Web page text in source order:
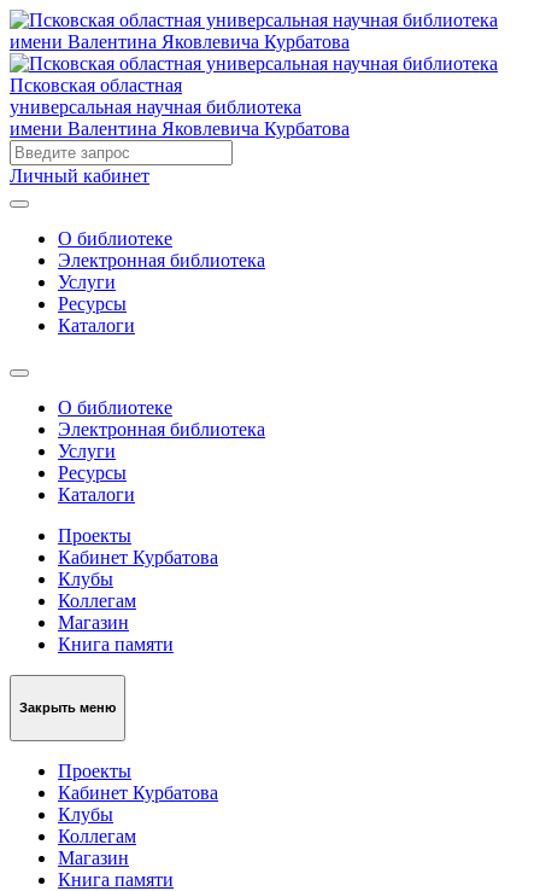
Псковская областная
универсальная научная библиотека
имени Валентина Яковлевича Курбатова
Личный кабинет
О библиотеке
Электронная библиотека
Услуги
Ресурсы
Каталоги
О библиотеке
Электронная библиотека
Услуги
Ресурсы
Каталоги
Проекты
Кабинет Курбатова
Клубы
Коллегам
Магазин
Книга памяти
Закрыть меню
Проекты
Кабинет Курбатова
Клубы
Коллегам
Магазин
Книга памяти